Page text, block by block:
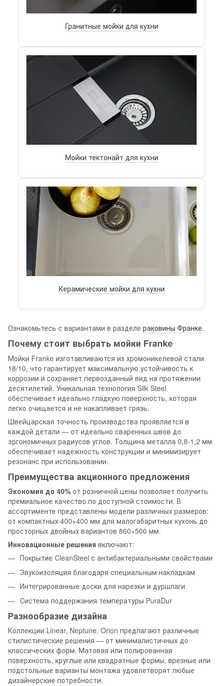
Гранитные мойки для кухни
Мойки тектонайт для кухни
Керамические мойки для кухни
Ознакомьтесь с вариантами в разделе раковины Франке.
Почему стоит выбрать мойки Franke
Мойки Franke изготавливаются из хромоникелевой стали
18/10, что гарантирует максимальную устойчивость к
коррозии и сохраняет первозданный вид на протяжении
десятилетий. Уникальная технология Silk Steel
обеспечивает идеально гладкую поверхность, которая
легко очищается и не накапливает грязь.
Швейцарская точность производства проявляется в
каждой детали — от идеально сваренных швов до
эргономичных радиусов углов. Толщина металла 0,8-1,2 мм
обеспечивает надежность конструкции и минимизирует
резонанс при использовании.
Преимущества акционного предложения
Экономия до 40% от розничной цены позволяет получить
премиальное качество по доступной стоимости. В
ассортименте представлены модели различных размеров:
от компактных 400×400 мм для малогабаритных кухонь до
просторных двойных вариантов 860×500 мм.
Инновационные решения включают:
Покрытие CleanSteel с антибактериальными свойствами
Звукоизоляция благодаря специальным накладкам
Интегрированные доски для нарезки и дуршлаги
Система поддержания температуры PuraDur
Разнообразие дизайна
Коллекции Linear, Neptune, Orion предлагают различные
стилистические решения — от минималистичных до
классических форм. Матовая или полированная
поверхность, круглые или квадратные формы, врезные или
подстольные варианты монтажа удовлетворят любые
дизайнерские потребности.